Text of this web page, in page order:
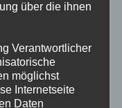
über die ihnen
Verantwortlicher
möglichst
Internetseite
Daten